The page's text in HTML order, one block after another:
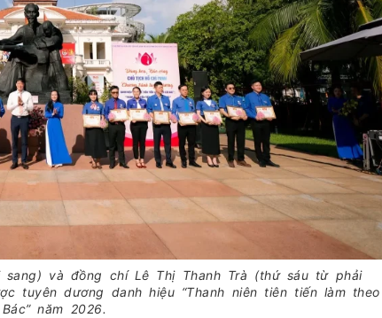
và đồng chí Lê Thị Thanh Trà (thứ sáu từ phải
tuyên dương danh hiệu “Thanh niên tiên tiến làm theo
năm 2026.